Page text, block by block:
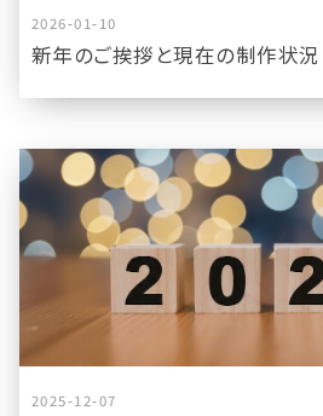
2026-01-10
新年のご挨拶と現在の制作状況
2025-12-07